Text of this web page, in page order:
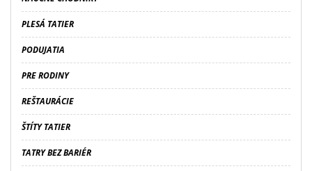
PLESÁ TATIER
PODUJATIA
PRE RODINY
REŠTAURÁCIE
ŠTÍTY TATIER
TATRY BEZ BARIÉR